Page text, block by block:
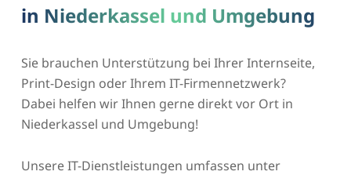
in Niederkassel und Umgebung
Sie brauchen Unterstützung bei Ihrer Internseite,
Print-Design oder Ihrem IT-Firmennetzwerk?
Dabei helfen wir Ihnen gerne direkt vor Ort in
Niederkassel und Umgebung!
Unsere IT-Dienstleistungen umfassen unter